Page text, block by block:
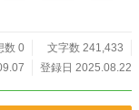
数 0
文字数 241,433
登録日 2025.08.22